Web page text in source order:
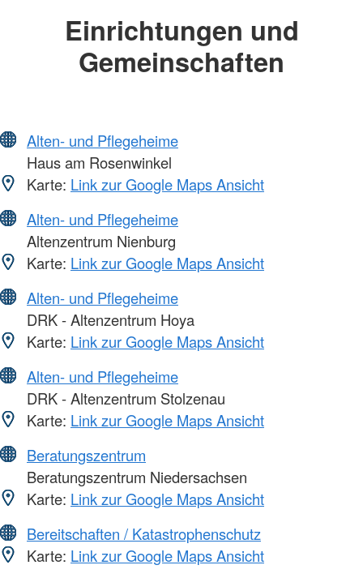
Einrichtungen und
Gemeinschaften
Alten- und Pflegeheime
Haus am Rosenwinkel
Karte: Link zur Google Maps Ansicht
Alten- und Pflegeheime
Altenzentrum Nienburg
Karte: Link zur Google Maps Ansicht
Alten- und Pflegeheime
DRK - Altenzentrum Hoya
Karte: Link zur Google Maps Ansicht
Alten- und Pflegeheime
DRK - Altenzentrum Stolzenau
Karte: Link zur Google Maps Ansicht
Beratungszentrum
Beratungszentrum Niedersachsen
Karte: Link zur Google Maps Ansicht
Bereitschaften / Katastrophenschutz
Karte: Link zur Google Maps Ansicht